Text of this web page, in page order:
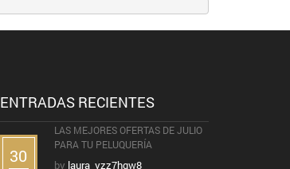
ENTRADAS RECIENTES
30
LAS MEJORES OFERTAS DE JULIO
PARA TU PELUQUERÍA
by laura_vzz7hqw8